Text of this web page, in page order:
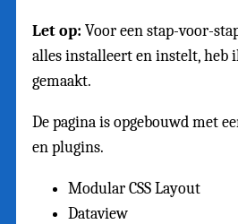
Let op: Voor een stap-voor-
alles installeert en instelt, heb
gemaakt.
De pagina is opgebouwd met
en plugins.
Modular CSS Layout
Dataview